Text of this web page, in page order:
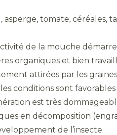
tomate, céréales,
de la mouche
organiques et bien
attirées par les
conditions sont
est très
en décomposition
de l’insecte.